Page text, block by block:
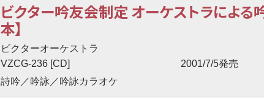
ビクター吟友会制定 オーケストラによる吟
本】
ビクターオーケストラ
VZCG-236 [CD]
2001/7/5発売
詩吟／吟詠／吟詠カラオケ